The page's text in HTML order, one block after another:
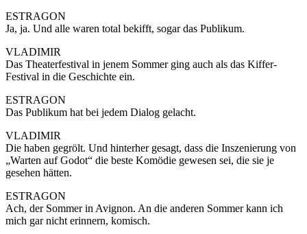
ESTRAGON
Ja, ja. Und alle waren total bekifft, sogar das Publikum.
VLADIMIR
Das Theaterfestival in jenem Sommer ging auch als das Kiffer-
Festival in die Geschichte ein.
ESTRAGON
Das Publikum hat bei jedem Dialog gelacht.
VLADIMIR
Die haben gegrölt. Und hinterher gesagt, dass die Inszenierung von
„Warten auf Godot“ die beste Komödie gewesen sei, die sie je
gesehen hätten.
ESTRAGON
Ach, der Sommer in Avignon. An die anderen Sommer kann ich
mich gar nicht erinnern, komisch.